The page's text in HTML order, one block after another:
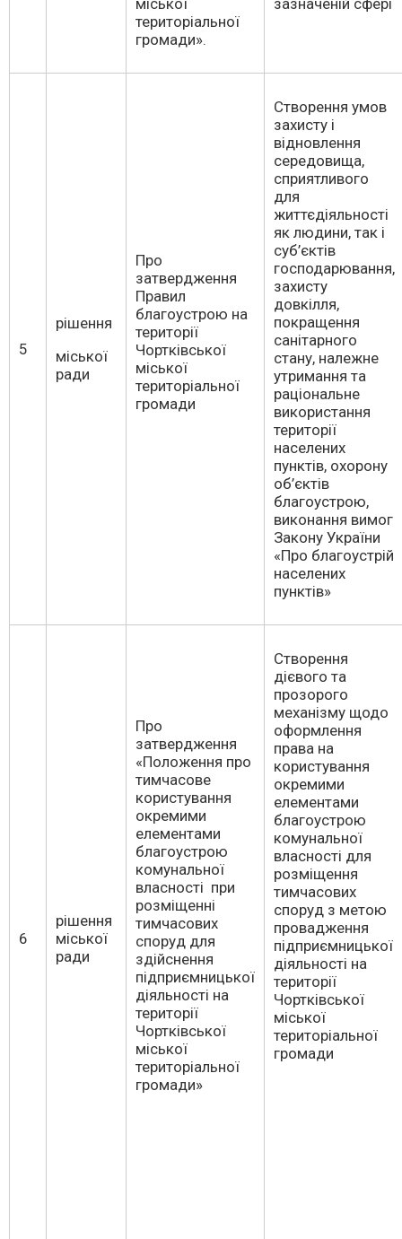
міської
територіальної
громади».
зазначеній сфері
5
рішення
міської
ради
Про
затвердження
Правил
благоустрою на
території
Чортківської
міської
територіальної
громади
Створення умов
захисту і
відновлення
середовища,
сприятливого
для
життєдіяльності
як людини, так і
суб’єктів
господарювання,
захисту
довкілля,
покращення
санітарного
стану, належне
утримання та
раціональне
використання
території
населених
пунктів, охорону
об’єктів
благоустрою,
виконання вимог
Закону України
«Про благоустрій
населених
пунктів»
6
рішення
міської
ради
Про
затвердження
«Положення про
тимчасове
користування
окремими
елементами
благоустрою
комунальної
власності при
розміщенні
тимчасових
споруд для
здійснення
підприємницької
діяльності на
території
Чортківської
міської
територіальної
громади»
Створення
дієвого та
прозорого
механізму щодо
оформлення
права на
користування
окремими
елементами
благоустрою
комунальної
власності для
розміщення
тимчасових
споруд з метою
провадження
підприємницької
діяльності на
території
Чортківської
міської
територіальної
громади